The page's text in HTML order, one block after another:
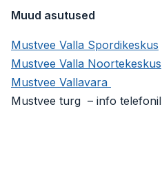
Muud asutused
Mustvee Valla Spordikeskus
Mustvee Valla Noortekeskus
Mustvee Vallavara
Mustvee turg – info telefonil